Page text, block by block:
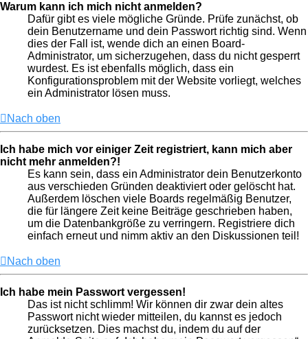
Warum kann ich mich nicht anmelden?
Dafür gibt es viele mögliche Gründe. Prüfe zunächst, ob
dein Benutzername und dein Passwort richtig sind. Wenn
dies der Fall ist, wende dich an einen Board-
Administrator, um sicherzugehen, dass du nicht gesperrt
wurdest. Es ist ebenfalls möglich, dass ein
Konfigurationsproblem mit der Website vorliegt, welches
ein Administrator lösen muss.
Nach oben
Ich habe mich vor einiger Zeit registriert, kann mich aber
nicht mehr anmelden?!
Es kann sein, dass ein Administrator dein Benutzerkonto
aus verschieden Gründen deaktiviert oder gelöscht hat.
Außerdem löschen viele Boards regelmäßig Benutzer,
die für längere Zeit keine Beiträge geschrieben haben,
um die Datenbankgröße zu verringern. Registriere dich
einfach erneut und nimm aktiv an den Diskussionen teil!
Nach oben
Ich habe mein Passwort vergessen!
Das ist nicht schlimm! Wir können dir zwar dein altes
Passwort nicht wieder mitteilen, du kannst es jedoch
zurücksetzen. Dies machst du, indem du auf der